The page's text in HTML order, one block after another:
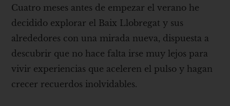
Cuatro meses antes de empezar el verano he
decidido explorar el Baix Llobregat y sus
alrededores con una mirada nueva, dispuesta a
descubrir que no hace falta irse muy lejos para
vivir experiencias que aceleren el pulso y hagan
crecer recuerdos inolvidables.